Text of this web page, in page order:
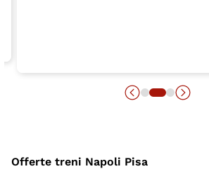
Offerte treni Napoli Pisa